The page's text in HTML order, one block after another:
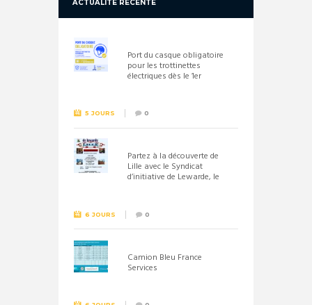
ACTUALITÉ RÉCENTE
Port du casque obligatoire
pour les trottinettes
électriques dès le 1er
5 JOURS 0
Partez à la découverte de
Lille avec le Syndicat
d’initiative de Lewarde, le
6 JOURS 0
Camion Bleu France
Services